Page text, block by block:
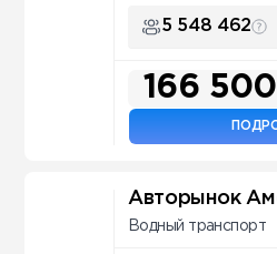
5 548 462
166 500
Авторынок
Водный транспорт